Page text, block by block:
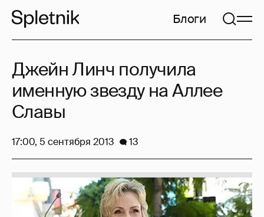
Блоги
Джейн Линч получила
именную звезду на Аллее
Славы
17:00, 5 сентября 2013 13